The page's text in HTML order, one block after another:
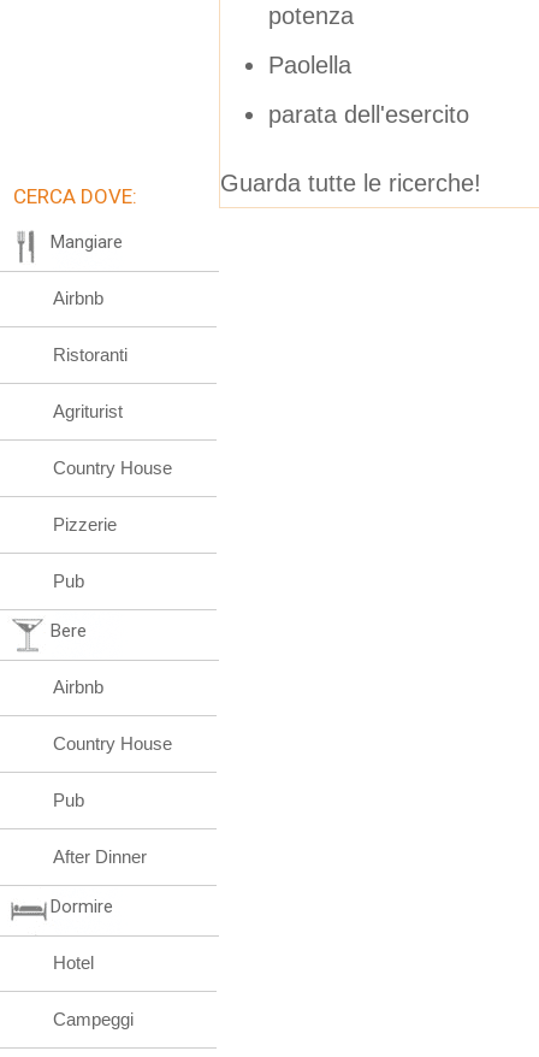
potenza
Paolella
parata dell'esercito
Guarda tutte le ricerche!
CERCA DOVE:
Mangiare
Airbnb
Ristoranti
Agriturist
Country House
Pizzerie
Pub
Bere
Airbnb
Country House
Pub
After Dinner
Dormire
Hotel
Campeggi